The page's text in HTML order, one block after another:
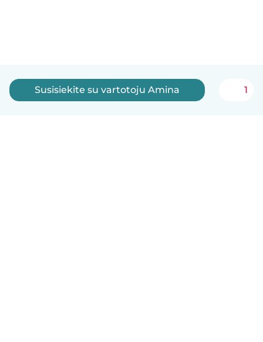
Susisiekite su vartotoju Amina 1